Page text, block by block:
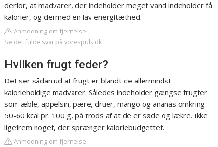
derfor, at madvarer, der indeholder meget vand indeholder få
kalorier, og dermed en lav energitæthed.
Anmodning om fjernelse
Se det fulde svar på vorespuls.dk
Hvilken frugt feder?
Det ser sådan ud at frugt er blandt de allermindst
kalorieholdige madvarer. Således indeholder gængse frugter
som æble, appelsin, pære, druer, mango og ananas omkring
50-60 kcal pr. 100 g, på trods af at de er søde og lækre. Ikke
ligefrem noget, der sprænger kaloriebudgettet.
Anmodning om fjernelse